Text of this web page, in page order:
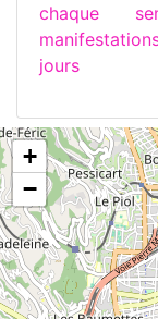
chaque
jours
+
−